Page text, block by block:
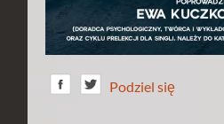
Podziel się